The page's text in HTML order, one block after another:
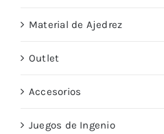
Material de Ajedrez
Outlet
Accesorios
Juegos de Ingenio